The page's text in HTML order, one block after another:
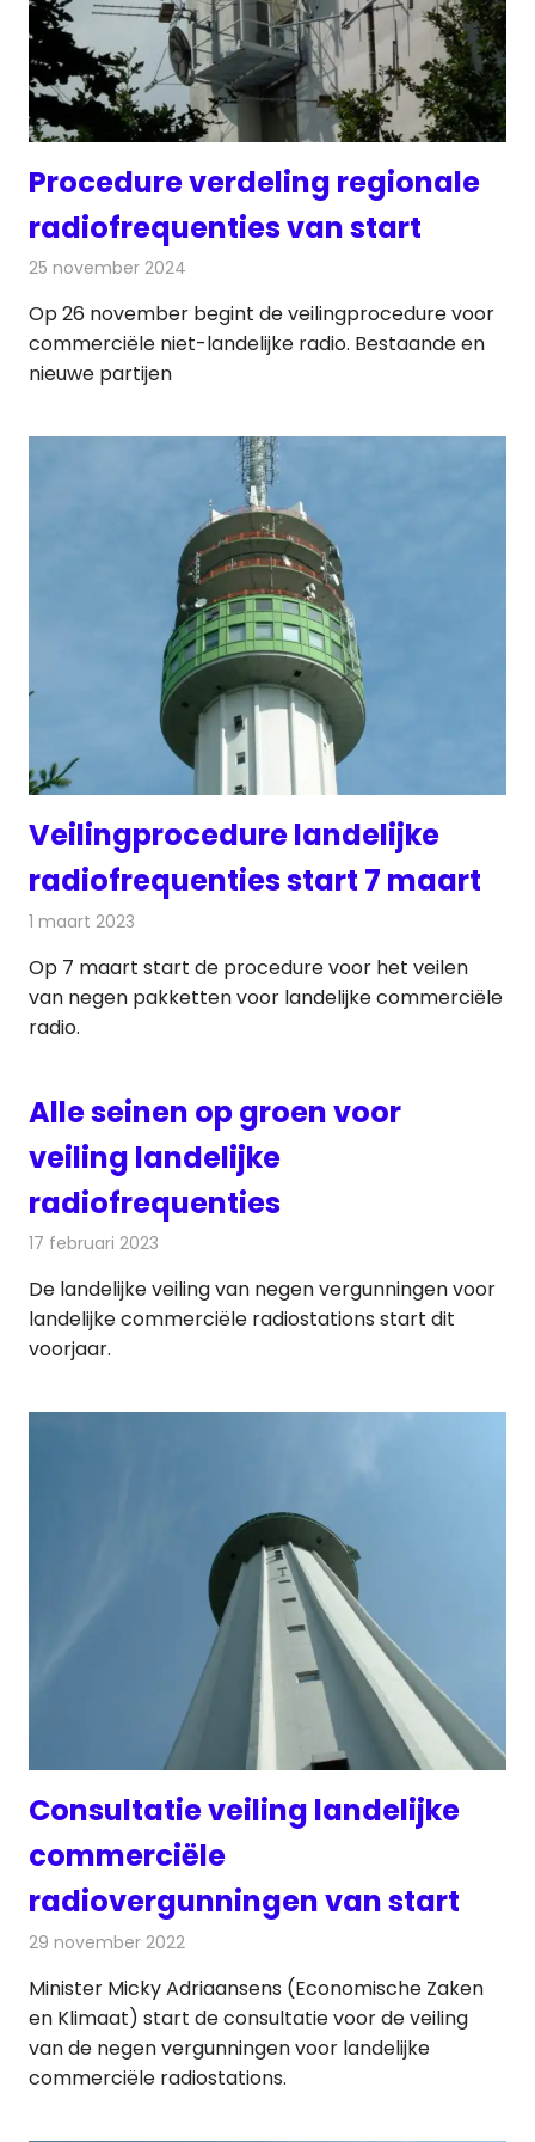
Procedure verdeling regionale
radiofrequenties van start
25 november 2024
Op 26 november begint de veilingprocedure voor
commerciële niet-landelijke radio. Bestaande en
nieuwe partijen
Veilingprocedure landelijke
radiofrequenties start 7 maart
1 maart 2023
Op 7 maart start de procedure voor het veilen
van negen pakketten voor landelijke commerciële
radio.
Alle seinen op groen voor
veiling landelijke
radiofrequenties
17 februari 2023
De landelijke veiling van negen vergunningen voor
landelijke commerciële radiostations start dit
voorjaar.
Consultatie veiling landelijke
commerciële
radiovergunningen van start
29 november 2022
Minister Micky Adriaansens (Economische Zaken
en Klimaat) start de consultatie voor de veiling
van de negen vergunningen voor landelijke
commerciële radiostations.